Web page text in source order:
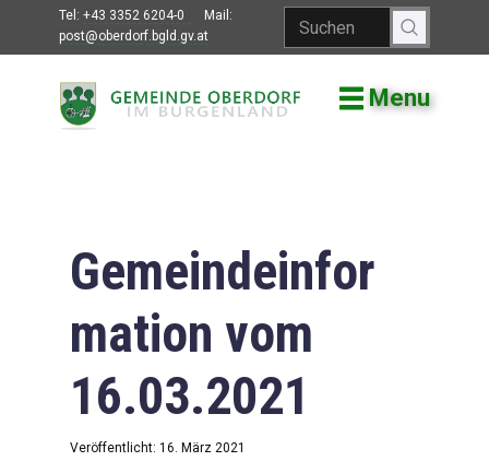
Tel: +43 3352 6204-0
Mail:
post@oberdorf.bgld.gv.at
Menu
Willkommen
Gemeindeamt
Gemeinderat
Bildung
Vereine
Gemeindeinfor
mation vom
16.03.2021
Veröffentlicht: 16. März 2021